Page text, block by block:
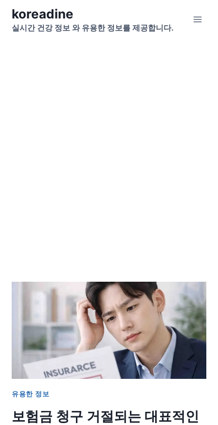
Skipkoreadine
실시간 건강 정보 와 유용한 정보를 제공합니다.
유용한 정보
보험금 청구 거절되는 대표적인